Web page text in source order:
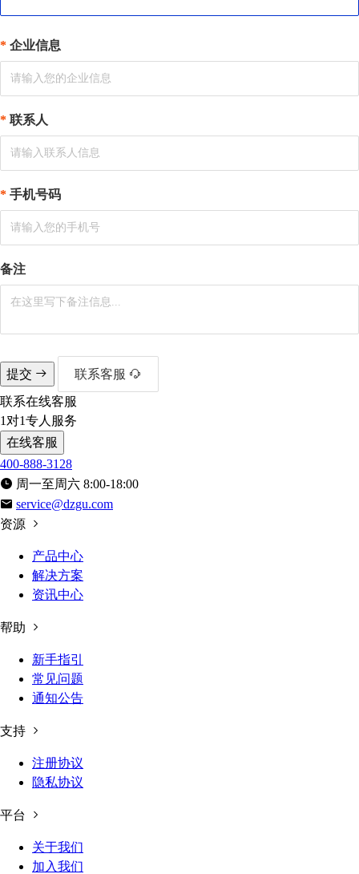
企业信息
联系人
手机号码
备注
提交
联系客服
联系在线客服
1对1专人服务
在线客服
400-888-3128
周一至周六 8:00-18:00
service@dzgu.com
资源
产品中心
解决方案
资讯中心
帮助
新手指引
常见问题
通知公告
支持
注册协议
隐私协议
平台
关于我们
加入我们